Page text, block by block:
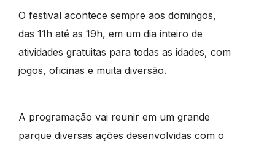
O festival acontece sempre aos domingos,
das 11h até as 19h, em um dia inteiro de
atividades gratuitas para todas as idades, com
jogos, oficinas e muita diversão.
A programação vai reunir em um grande
parque diversas ações desenvolvidas com o